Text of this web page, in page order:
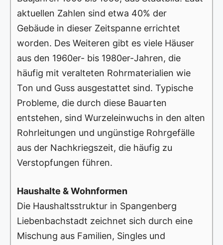
aktuellen Zahlen sind etwa 40% der
Gebäude in dieser Zeitspanne errichtet
worden. Des Weiteren gibt es viele Häuser
aus den 1960er- bis 1980er-Jahren, die
häufig mit veralteten Rohrmaterialien wie
Ton und Guss ausgestattet sind. Typische
Probleme, die durch diese Bauarten
entstehen, sind Wurzeleinwuchs in den alten
Rohrleitungen und ungünstige Rohrgefälle
aus der Nachkriegszeit, die häufig zu
Verstopfungen führen.
Haushalte & Wohnformen
Die Haushaltsstruktur in Spangenberg
Liebenbachstadt zeichnet sich durch eine
Mischung aus Familien, Singles und